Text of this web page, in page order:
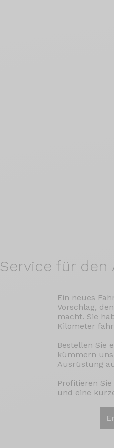
Service fürden
Ein neues
Vorschlag,
macht. Sie
Kilometer
Bestellen Sie
kümmern
Ausrüstung
Profitieren
und eine